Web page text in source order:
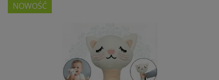
NOWOŚĆ